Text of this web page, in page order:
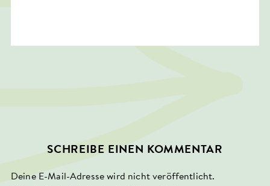
SCHREIBE EINEN KOMMENTAR
Deine E-Mail-Adresse wird nicht veröffentlicht.